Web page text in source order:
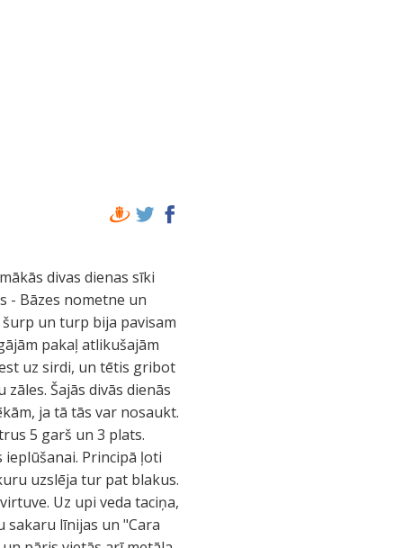
divas dienas sīki
- Bāzes nometne un
un turp bija pavisam
pakaļ atlikušajām
uz sirdi, un tētis gribot
Šajās divās dienās
ja tā tās var nosaukt.
5 garš un 3 plats.
ieplūšanai. Principā ļoti
uzslēja tur pat blakus.
Uz upi veda taciņa,
sakaru līnijas un "Cara